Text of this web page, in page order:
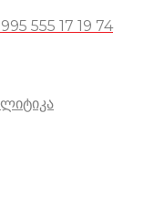
555 17 19 74